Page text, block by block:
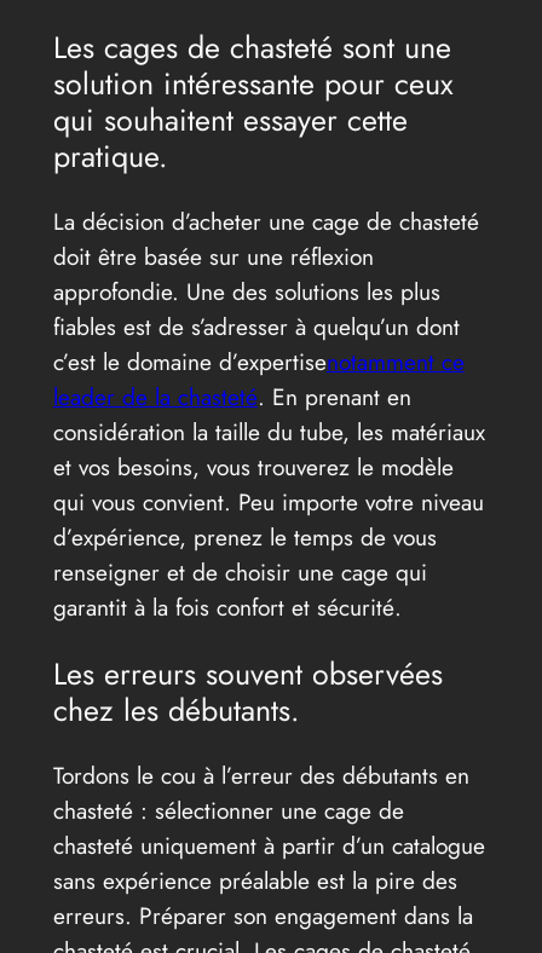
Les cages de chasteté sont une
solution intéressante pour ceux
qui souhaitent essayer cette
pratique.
La décision d’acheter une cage de chasteté
doit être basée sur une réflexion
approfondie. Une des solutions les plus
fiables est de s’adresser à quelqu’un dont
c’est le domaine d’expertisenotamment ce
leader de la chasteté. En prenant en
considération la taille du tube, les matériaux
et vos besoins, vous trouverez le modèle
qui vous convient. Peu importe votre niveau
d’expérience, prenez le temps de vous
renseigner et de choisir une cage qui
garantit à la fois confort et sécurité.
Les erreurs souvent observées
chez les débutants.
Tordons le cou à l’erreur des débutants en
chasteté : sélectionner une cage de
chasteté uniquement à partir d’un catalogue
sans expérience préalable est la pire des
erreurs. Préparer son engagement dans la